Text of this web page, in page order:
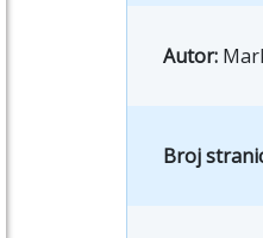
Autor:
Broj